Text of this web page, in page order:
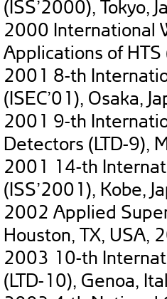
(ISS’2000), Tokyo,
2000 International
Applications of HTS
2001 8-th
(ISEC’01), Osaka,
2001 9-th
Detectors (LTD-9),
2001 14-th
(ISS’2001), Kobe,
2002 Applied
Houston, TX, USA,
2003 10-th
(LTD-10), Genoa,